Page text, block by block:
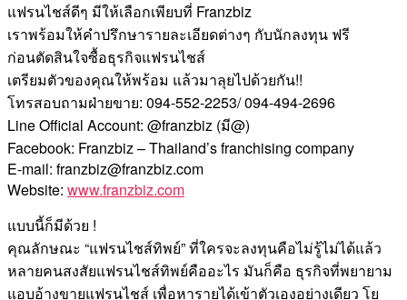
แฟรนไชส์ดีๆ มีให้เลือกเพียบที่ Franzbiz
เราพร้อมให้คำปรึกษารายละเอียดต่างๆ กับนักลงทุน ฟรี
ก่อนตัดสินใจซื้อธุรกิจแฟรนไชส์
เตรียมตัวของคุณให้พร้อม แล้วมาลุยไปด้วยกัน!!
โทรสอบถามฝ่ายขาย: 094-552-2253/ 094-494-2696
Line Official Account: @franzbiz (มี@)
Facebook: Franzbiz – Thailand’s franchising company
E-mail: franzbiz@franzbiz.com
Website: www.franzbiz.com
แบบนี้ก็มีด้วย !
คุณลักษณะ “แฟรนไชส์ทิพย์” ที่ใครจะลงทุนคือไม่รู้ไม่ได้แล้ว
หลายคนสงสัยแฟรนไชส์ทิพย์คืออะไร มันก็คือ ธุรกิจที่พยายาม
แอบอ้างขายแฟรนไชส์ เพื่อหารายได้เข้าตัวเองอย่างเดียว โย